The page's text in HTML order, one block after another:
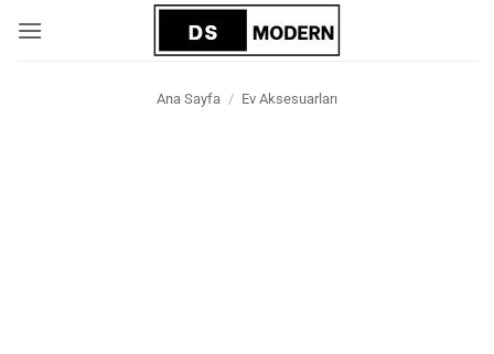
atla
Ana Sayfa / Ev Aksesuarları